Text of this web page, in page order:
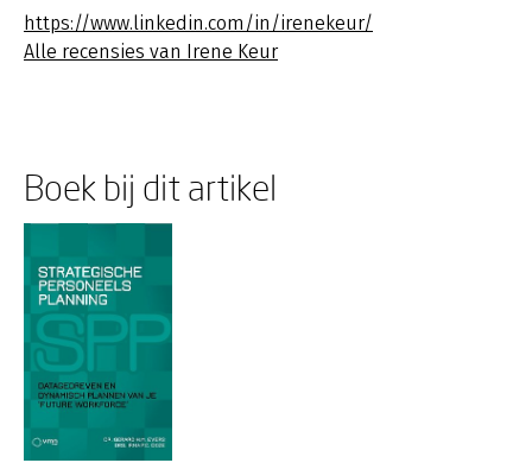
https://www.linkedin.com/in/irenekeur/
Alle recensies van Irene Keur
Boek bij dit artikel